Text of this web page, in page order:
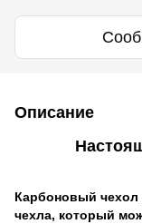
Описание
Карбоновый чехол
чехла, который